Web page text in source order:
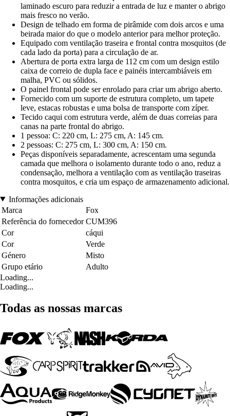
laminado escuro para reduzir a entrada de luz e manter o abrigo
mais fresco no verão.
Design de telhado em forma de pirâmide com dois arcos e uma
beirada maior do que o modelo anterior para melhor proteção.
Equipado com ventilação traseira e frontal contra mosquitos (de
cada lado da porta) para a circulação de ar.
Abertura de porta extra larga de 112 cm com um design estilo
caixa de correio de dupla face e painéis intercambiáveis em
malha, PVC ou sólidos.
O painel frontal pode ser enrolado para criar um abrigo aberto.
Fornecido com um suporte de estrutura completo, um tapete
leve, estacas robustas e uma bolsa de transporte com zíper.
Tecido caqui com estrutura verde, além de duas correias para
canas na parte frontal do abrigo.
1 pessoa: C: 220 cm, L: 275 cm, A: 145 cm.
2 pessoas: C: 275 cm, L: 300 cm, A: 150 cm.
Peças disponíveis separadamente, acrescentam uma segunda
camada que melhora o isolamento durante todo o ano, reduz a
condensação, melhora a ventilação com as ventilação traseiras
contra mosquitos, e cria um espaço de armazenamento adicional.
Informações adicionais
Marca
Fox
Referência do fornecedor CUM396
Cor
cáqui
Cor
Verde
Género
Misto
Grupo etário
Adulto
Loading...
Loading...
Todas as nossas marcas